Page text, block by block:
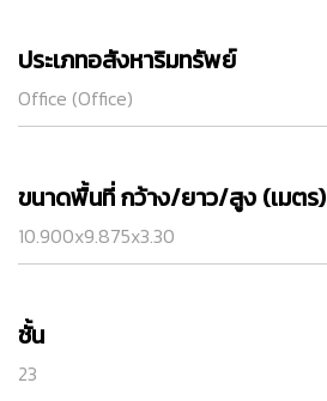
ประเภทอสังหาริมทรัพย์
Office (Office)
ขนาดพื้นที่ กว้าง/ยาว/สูง (เมตร)
10.900x9.875x3.30
ชั้น
23